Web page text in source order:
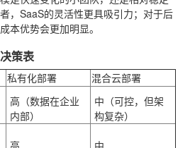
，SaaS的灵活性更具吸引力；对于后
本优势会更加明显。
策表
私有化部署
混合云部署
高（数据在企业
内部）
中（可控，但架
构复杂）
高 中